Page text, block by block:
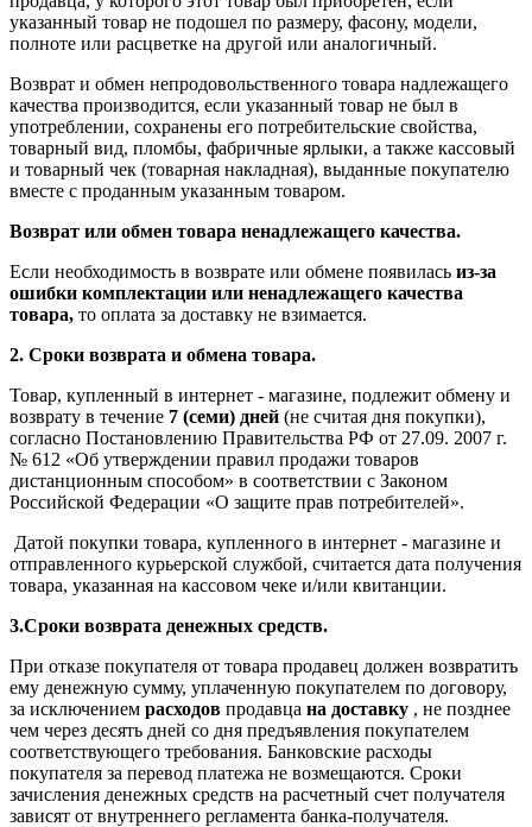
указанный товар не подошел по размеру, фасону, модели,
полноте или расцветке на другой или аналогичный.
Возврат и обмен непродовольственного товара надлежащего
качества производится, если указанный товар не был в
употреблении, сохранены его потребительские свойства,
товарный вид, пломбы, фабричные ярлыки, а также кассовый
и товарный чек (товарная накладная), выданные покупателю
вместе с проданным указанным товаром.
Возврат или обмен товара ненадлежащего качества.
Если необходимость в возврате или обмене появилась из-за
ошибки комплектации или ненадлежащего качества
товара, то оплата за доставку не взимается.
2. Сроки возврата и обмена товара.
Товар, купленный в интернет - магазине, подлежит обмену и
возврату в течение 7 (семи) дней (не считая дня покупки),
согласно Постановлению Правительства РФ от 27.09. 2007 г.
№ 612 «Об утверждении правил продажи товаров
дистанционным способом» в соответствии с Законом
Российской Федерации «О защите прав потребителей».
Датой покупки товара, купленного в интернет - магазине и
отправленного курьерской службой, считается дата получения
товара, указанная на кассовом чеке и/или квитанции.
3.Сроки возврата денежных средств.
При отказе покупателя от товара продавец должен возвратить
ему денежную сумму, уплаченную покупателем по договору,
за исключением расходов продавца на доставку , не позднее
чем через десять дней со дня предъявления покупателем
соответствующего требования. Банковские расходы
покупателя за перевод платежа не возмещаются. Сроки
зачисления денежных средств на расчетный счет получателя
зависят от внутреннего регламента банка-получателя.